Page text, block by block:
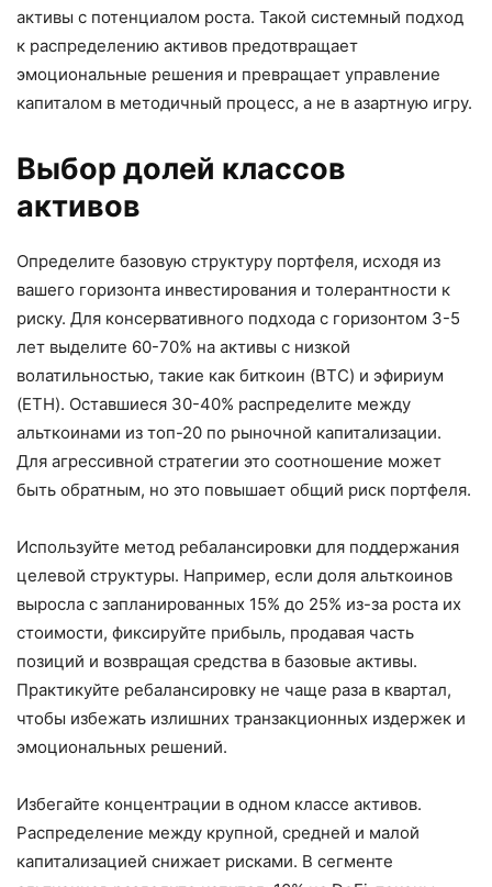
активы с потенциалом роста. Такой системный подход
к распределению активов предотвращает
эмоциональные решения и превращает управление
капиталом в методичный процесс, а не в азартную игру.
Выбор долей классов
активов
Определите базовую структуру портфеля, исходя из
вашего горизонта инвестирования и толерантности к
риску. Для консервативного подхода с горизонтом 3-5
лет выделите 60-70% на активы с низкой
волатильностью, такие как биткоин (BTC) и эфириум
(ETH). Оставшиеся 30-40% распределите между
альткоинами из топ-20 по рыночной капитализации.
Для агрессивной стратегии это соотношение может
быть обратным, но это повышает общий риск портфеля.
Используйте метод ребалансировки для поддержания
целевой структуры. Например, если доля альткоинов
выросла с запланированных 15% до 25% из-за роста их
стоимости, фиксируйте прибыль, продавая часть
позиций и возвращая средства в базовые активы.
Практикуйте ребалансировку не чаще раза в квартал,
чтобы избежать излишних транзакционных издержек и
эмоциональных решений.
Избегайте концентрации в одном классе активов.
Распределение между крупной, средней и малой
капитализацией снижает рисками. В сегменте